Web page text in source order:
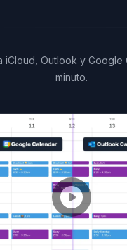
iCloud, Outlook y Google
minuto.